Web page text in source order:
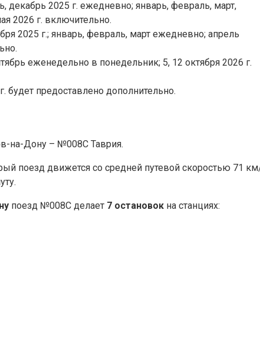
декабрь 2025 г. ежедневно; январь, февраль, март,
2026 г. включительно.
2025 г.; январь, февраль, март ежедневно; апрель
еженедельно в понедельник; 5, 12 октября 2026 г.
будет предоставлено дополнительно.
на-Дону – №008С Таврия.
поезд движется со средней путевой скоростью 71
поезд №008С делает 7 остановок на станциях: